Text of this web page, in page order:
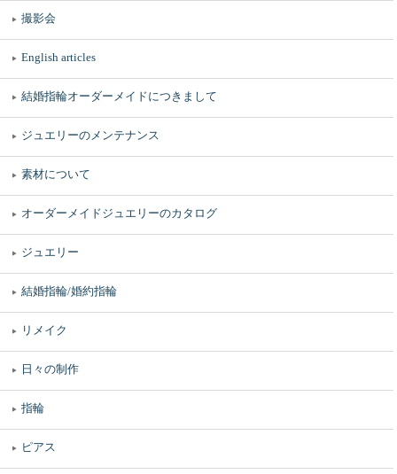
撮影会
English articles
結婚指輪オーダーメイドにつきまして
ジュエリーのメンテナンス
素材について
オーダーメイドジュエリーのカタログ
ジュエリー
結婚指輪/婚約指輪
リメイク
日々の制作
指輪
ピアス